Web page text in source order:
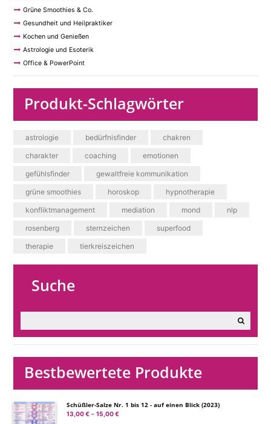
Grüne Smoothies & Co.
Gesundheit und Heilpraktiker
Kochen und Genießen
Astrologie und Esoterik
Office & PowerPoint
Produkt-Schlagwörter
astrologie bedürfnisfinder
chakren
charakter
coaching
emotionen
gefühlsfinder
gewaltfreie kommunikation
grüne smoothies
horoskop
hypnotherapie
konfliktmanagement
mediation mond
nlp
rosenberg
sternzeichen
superfood
therapie
tierkreiszeichen
Suche
Bestbewertete Produkte
Schüßler-Salze Nr. 1 bis 12 - auf einen Blick (2023)
13,00€ – 15,00€Preisspanne: